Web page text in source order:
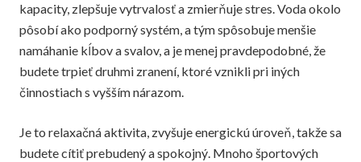
kapacity, zlepšuje vytrvalosť a zmierňuje stres. Voda okolo
pôsobí ako podporný systém, a tým spôsobuje menšie
namáhanie kĺbov a svalov, a je menej pravdepodobné, že
budete trpieť druhmi zranení, ktoré vznikli pri iných
činnostiach s vyšším nárazom.
Je to relaxačná aktivita, zvyšuje energickú úroveň, takže sa
budete cítiť prebudený a spokojný. Mnoho športových